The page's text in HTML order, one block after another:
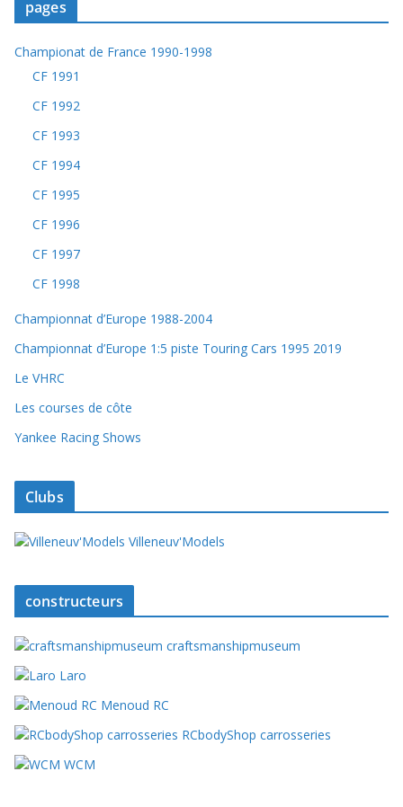
pages
Championat de France 1990-1998
CF 1991
CF 1992
CF 1993
CF 1994
CF 1995
CF 1996
CF 1997
CF 1998
Championnat d’Europe 1988-2004
Championnat d’Europe 1:5 piste Touring Cars 1995 2019
Le VHRC
Les courses de côte
Yankee Racing Shows
Clubs
Villeneuv'Models
constructeurs
craftsmanshipmuseum
Laro
Menoud RC
RCbodyShop carrosseries
WCM